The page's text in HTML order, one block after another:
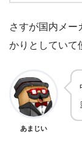
さすが国内メー
かりとしていて
あまじい